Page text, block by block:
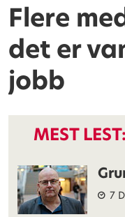
Flere
det er
jobb
MEST LEST:
7